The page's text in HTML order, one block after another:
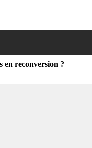
en reconversion ?